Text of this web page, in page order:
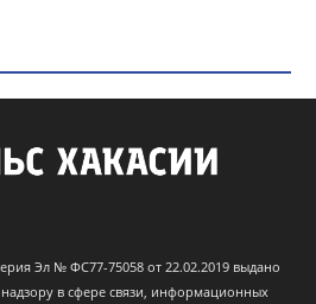
Эл № ФС77-75058 от 22.02.2019 выдано
в сфере связи, информационных